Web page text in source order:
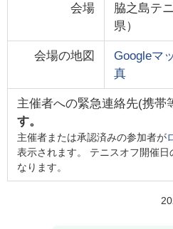
会場 脇之島テ
県）
会場の地図
Googleマ
真
主催者への緊急連絡先(携帯
す。
主催者または承認済みの参加者が
表示されます。 テニスオフ開催日
なります。